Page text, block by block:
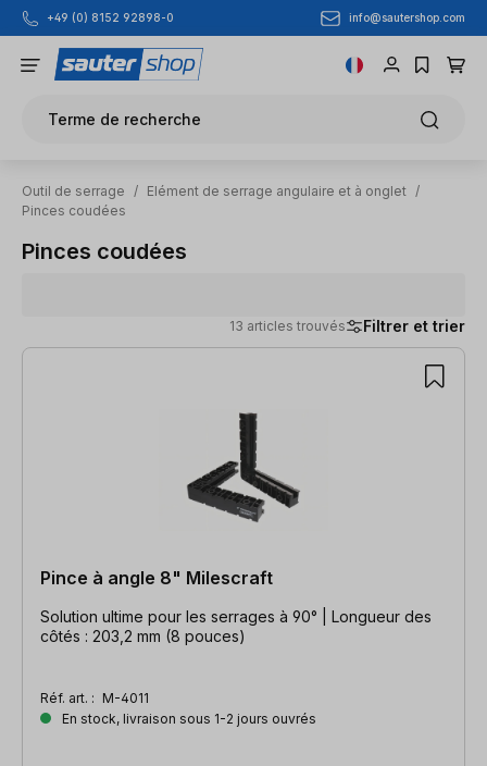
Passer au contenu principal
+49 (0) 8152 92898-0 info@sautershop.com
Terme de recherche
Outil de serrage / Elément de serrage angulaire et à onglet /
Pinces coudées
Pinces coudées
13 articles trouvés Filtrer et trier
13 articles trouvés
Pince à angle 8" Milescraft
Solution ultime pour les serrages à 90° | Longueur des
côtés : 203,2 mm (8 pouces)
Réf. art. : M-4011
En stock, livraison sous 1-2 jours ouvrés